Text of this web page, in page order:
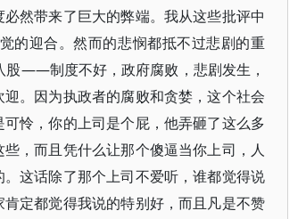
然带来了巨大的弊端。我从这些批评中
的迎合。然而的悲悯都抵不过悲剧的重
股——制度不好，政府腐败，悲剧发生，
。因为执政者的腐败和贪婪，这个社会
怜，你的上司是个屁，他弄砸了这么多
，而且凭什么让那个傻逼当你上司，人
这话除了那个上司不爱听，谁都觉得说
定都觉得我说的特别好，而且凡是不赞